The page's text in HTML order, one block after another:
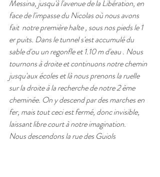
Messina, jusqu'à l'avenue de la Libération, en
face de l'impasse du Nicolas où nous avons
fait  notre première halte , sous nos pieds le 1
er puits. Dans le tunnel s'est accumulé du
sable d'ou un regonfle et 1.10 m d'eau . Nous
tournons à droite et continuons notre chemin
jusqu'aux écoles et là nous prenons la ruelle
sur la droite à la recherche de notre 2 ème
cheminée. On y descend par des marches en
fer, mais tout ceci est fermé, donc invisible,
laissant libre court à notre imagination.
Nous descendons la rue des Guiols